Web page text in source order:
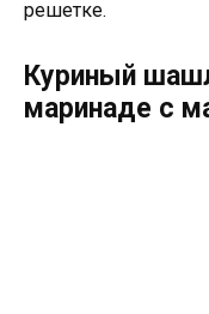
решетке.
Куриный
маринаде с